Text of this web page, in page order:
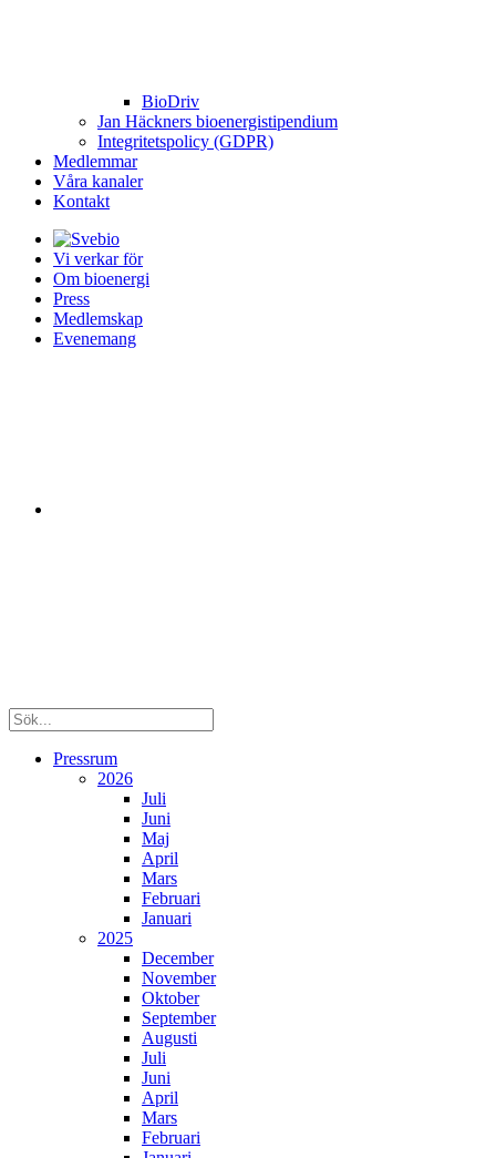
BioDriv
Jan Häckners bioenergistipendium
Integritetspolicy (GDPR)
Medlemmar
Våra kanaler
Kontakt
Vi verkar för
Om bioenergi
Press
Medlemskap
Evenemang
Pressrum
2026
Juli
Juni
Maj
April
Mars
Februari
Januari
2025
December
November
Oktober
September
Augusti
Juli
Juni
April
Mars
Februari